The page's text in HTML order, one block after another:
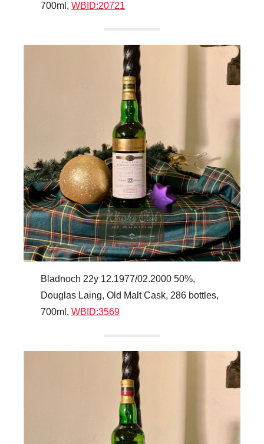
700ml,WBID:20721
Bladnoch 22y 12.1977/02.2000 50%,
Douglas Laing, Old Malt Cask, 286 bottles,
700ml,WBID:3569